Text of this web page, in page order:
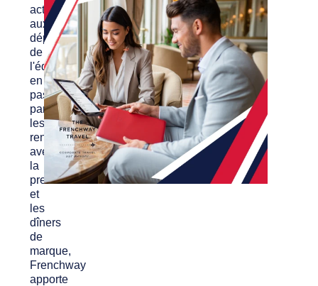
acteurs
aux
déplacements
de
l'équipe,
en
passant
par
les
rencontres
avec
la
presse
et
les
dîners
de
marque,
Frenchway
apporte